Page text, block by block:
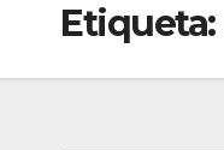
Etiqueta: